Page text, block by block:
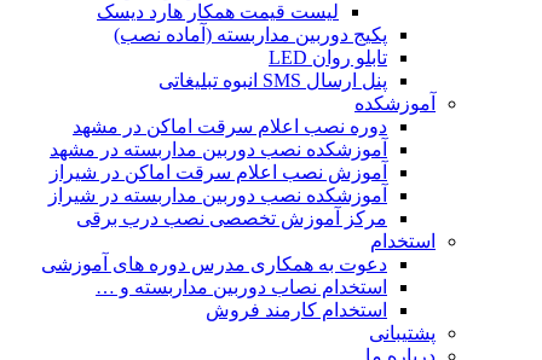
لیست قیمت همکار هارد دیسک
پکیج دوربین مداربسته (آماده نصب)
تابلو روان LED
پنل ارسال SMS انبوه تبلیغاتی
آموزشکده
دوره نصب اعلام سرقت اماکن در مشهد
آموزشکده نصب دوربین مداربسته در مشهد
آموزش نصب اعلام سرقت اماکن در شیراز
آموزشکده نصب دوربین مداربسته در شیراز
مرکز آموزش تخصصی نصب درب برقی
استخدام
دعوت به همکاری مدرس دوره های آموزشی
استخدام نصاب دوربین مداربسته و …
استخدام کارمند فروش
پشتیبانی
درباره ما